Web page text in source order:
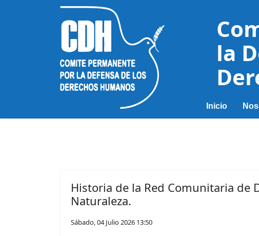
la
Inicio
Historia de la Red Comunitaria de
Naturaleza.
Sábado, 04 Julio 2026 13:50